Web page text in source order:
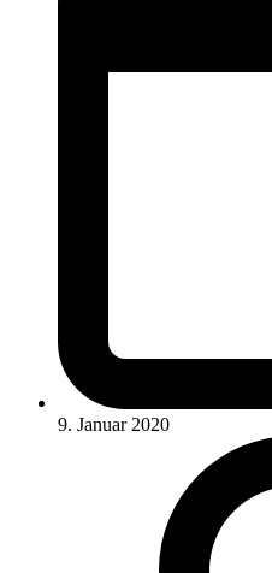
9. Januar 2020